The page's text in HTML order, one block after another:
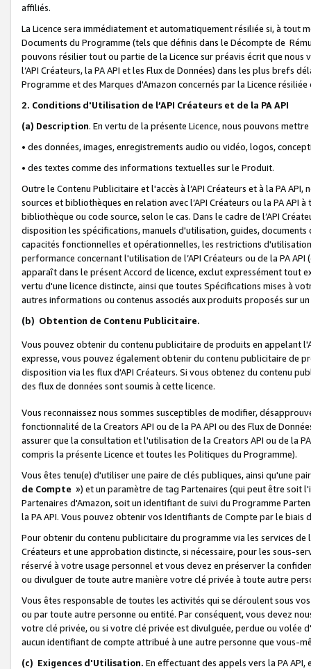
affiliés.
La Licence sera immédiatement et automatiquement résiliée si, à
Documents du Programme (tels que définis dans le Décompte de
pouvons résilier tout ou partie de la Licence sur préavis écrit que
l’API Créateurs, la PA API et les Flux de Données) dans les plus
Programme et des Marques d'Amazon concernés par la Licence
2. Conditions d'Utilisation de l’API Créateurs et de la PA API
(a) Description. En vertu de la présente Licence, nous pouvons
• des données, images, enregistrements audio ou vidéo, logos,
• des textes comme des informations textuelles sur le Produit.
Outre le Contenu Publicitaire et l'accès à l’API Créateurs et à la PA
sources et bibliothèques en relation avec l’API Créateurs ou la PA
bibliothèque ou code source, selon le cas. Dans le cadre de l’API
disposition les spécifications, manuels d'utilisation, guides,
capacités fonctionnelles et opérationnelles, les restrictions
performance concernant l'utilisation de l’API Créateurs ou de la PA
apparaît dans le présent Accord de licence, exclut expressément tout
vertu d'une licence distincte, ainsi que toutes Spécifications mises à
autres informations ou contenus associés aux produits proposés sur
(b) Obtention de Contenu Publicitaire.
Vous pouvez obtenir du contenu publicitaire de produits en appelant
expresse, vous pouvez également obtenir du contenu publicitaire de
disposition via les flux d'API Créateurs. Si vous obtenez du contenu
des flux de données sont soumis à cette licence.
Vous reconnaissez nous sommes susceptibles de modifier,
fonctionnalité de la Creators API ou de la PA API ou des Flux de
assurer que la consultation et l'utilisation de la Creators API ou de la
compris la présente Licence et toutes les Politiques du Programme).
Vous êtes tenu(e) d'utiliser une paire de clés publiques, ainsi qu'une
de Compte ») et un paramètre de tag Partenaires (qui peut être soit
Partenaires d'Amazon, soit un identifiant de suivi du Programme
la PA API. Vous pouvez obtenir vos Identifiants de Compte par le biais
Pour obtenir du contenu publicitaire du programme via les services
Créateurs et une approbation distincte, si nécessaire, pour les sous-
réservé à votre usage personnel et vous devez en préserver la
ou divulguer de toute autre manière votre clé privée à toute autre
Vous êtes responsable de toutes les activités qui se déroulent sous
ou par toute autre personne ou entité. Par conséquent, vous devez
votre clé privée, ou si votre clé privée est divulguée, perdue ou volée
aucun identifiant de compte attribué à une autre personne que vous-
(c) Exigences d'Utilisation. En effectuant des appels vers la PA